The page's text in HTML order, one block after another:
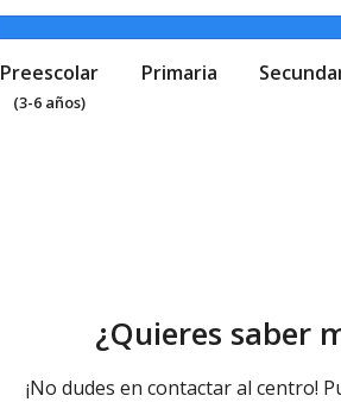
Preescolar
(3-6 años)
Primaria
¿Quieres saber
¡No dudes en contactar al centro!